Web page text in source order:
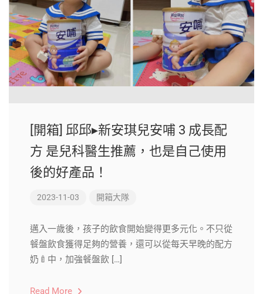
[開箱] 邱邱▸新安琪兒安哺 3 成長配
方 是兒科醫生推薦，也是自己使用
後的好產品！
2023-11-03 開箱大隊
邁入一歲後，孩子的飲食開始變得更多元化。不只從
餐盤飲食獲得足夠的營養，還可以從每天早晚的配方
奶🍼中，加強餐盤飲 […]
Read More